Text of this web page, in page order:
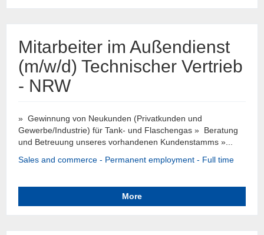
Mitarbeiter im Außendienst
(m/w/d) Technischer Vertrieb
- NRW
» Gewinnung von Neukunden (Privatkunden und
Gewerbe/Industrie) für Tank- und Flaschengas » Beratung
und Betreuung unseres vorhandenen Kundenstamms »...
Sales and commerce - Permanent employment - Full time
More